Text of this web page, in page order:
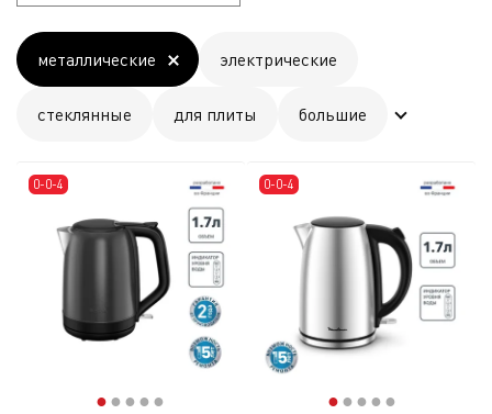
металлические электрические
стеклянные для плиты большие
0-0-4
●● ● ● ●
0-0-4
●● ● ● ●